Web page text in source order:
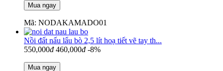
Mã: NODAKAMADO01
Nồi đất nấu lẩu bò 2,5 lít hoạ tiết vẽ tay th...
550,000đ 460,000đ -8%